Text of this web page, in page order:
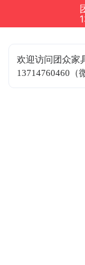
欢迎访问团众家
13714760460（